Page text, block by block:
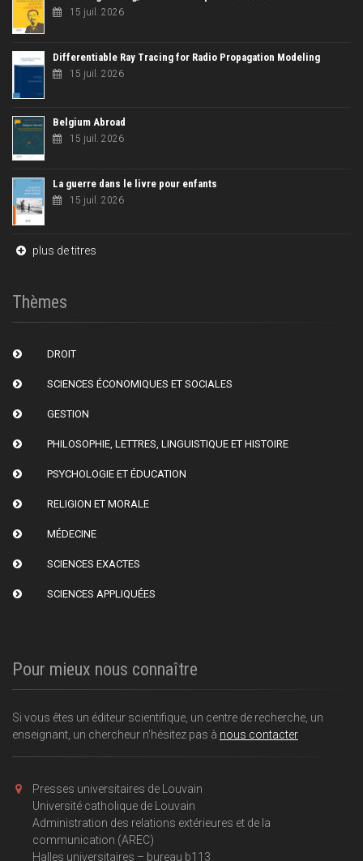
15 juil. 2026
Differentiable Ray Tracing for Radio Propagation Modeling
15 juil. 2026
Belgium Abroad
15 juil. 2026
La guerre dans le livre pour enfants
15 juil. 2026
plus de titres
Thèmes
DROIT
SCIENCES ÉCONOMIQUES ET SOCIALES
GESTION
PHILOSOPHIE, LETTRES, LINGUISTIQUE ET HISTOIRE
PSYCHOLOGIE ET ÉDUCATION
RELIGION ET MORALE
MÉDECINE
SCIENCES EXACTES
SCIENCES APPLIQUÉES
Pour mieux nous connaître
Si vous êtes un éditeur scientifique, un centre de recherche, un
enseignant, un chercheur n'hésitez pas à nous contacter
Presses universitaires de Louvain
Université catholique de Louvain
Administration des relations extérieures et de la
communication (AREC)
Halles universitaires – bureau b113